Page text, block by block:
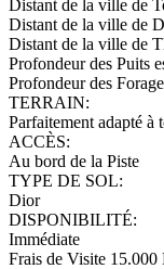
Distant de la ville de
Distant de la ville de
Distant de la ville de
Profondeur des Puits
Profondeur des
TERRAIN:
Parfaitement adapté à
ACCÈS:
Au bord de la Piste
TYPE DE SOL:
Dior
DISPONIBILITÉ:
Immédiate
Frais de Visite 15.000